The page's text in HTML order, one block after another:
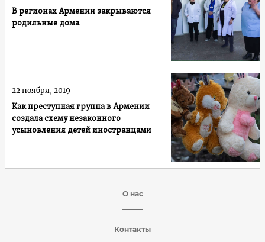
В регионах Армении закрываются
родильные дома
Как преступная группа в Армении
создала схему незаконного
усыновления детей иностранцами
22 ноября, 2019
О нас
Контакты